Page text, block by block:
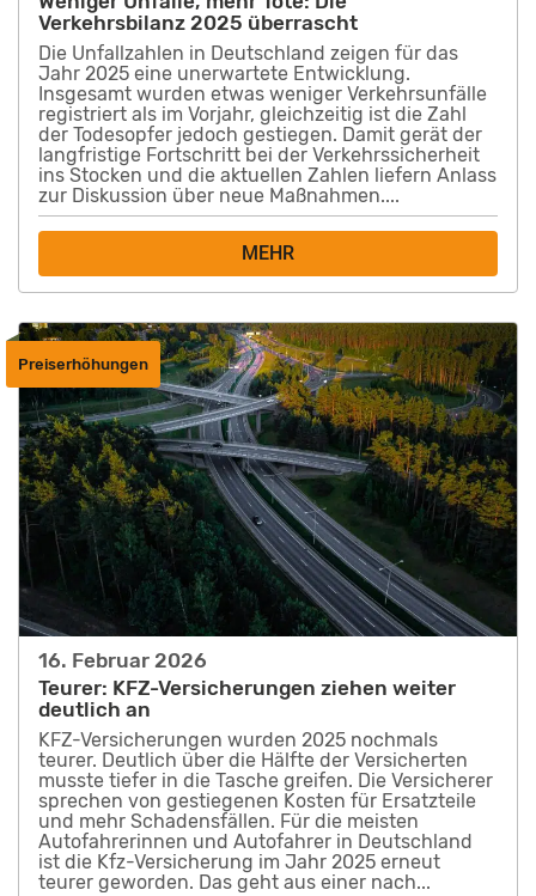
Verkehrsbilanz 2025 überrascht
Die Unfallzahlen in Deutschland zeigen für das
Jahr 2025 eine unerwartete Entwicklung.
Insgesamt wurden etwas weniger Verkehrsunfälle
registriert als im Vorjahr, gleichzeitig ist die Zahl
der Todesopfer jedoch gestiegen. Damit gerät der
langfristige Fortschritt bei der Verkehrssicherheit
ins Stocken und die aktuellen Zahlen liefern Anlass
zur Diskussion über neue Maßnahmen....
MEHR
16. Februar 2026
Teurer: KFZ-Versicherungen ziehen weiter
deutlich an
KFZ-Versicherungen wurden 2025 nochmals
teurer. Deutlich über die Hälfte der Versicherten
musste tiefer in die Tasche greifen. Die Versicherer
sprechen von gestiegenen Kosten für Ersatzteile
und mehr Schadensfällen. Für die meisten
Autofahrerinnen und Autofahrer in Deutschland
ist die Kfz-Versicherung im Jahr 2025 erneut
teurer geworden. Das geht aus einer nach...
Preiserhöhungen